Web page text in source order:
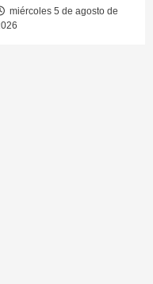
miércoles 5 de agosto de